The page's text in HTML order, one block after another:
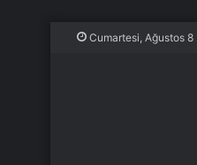
Cumartesi, Ağustos 8